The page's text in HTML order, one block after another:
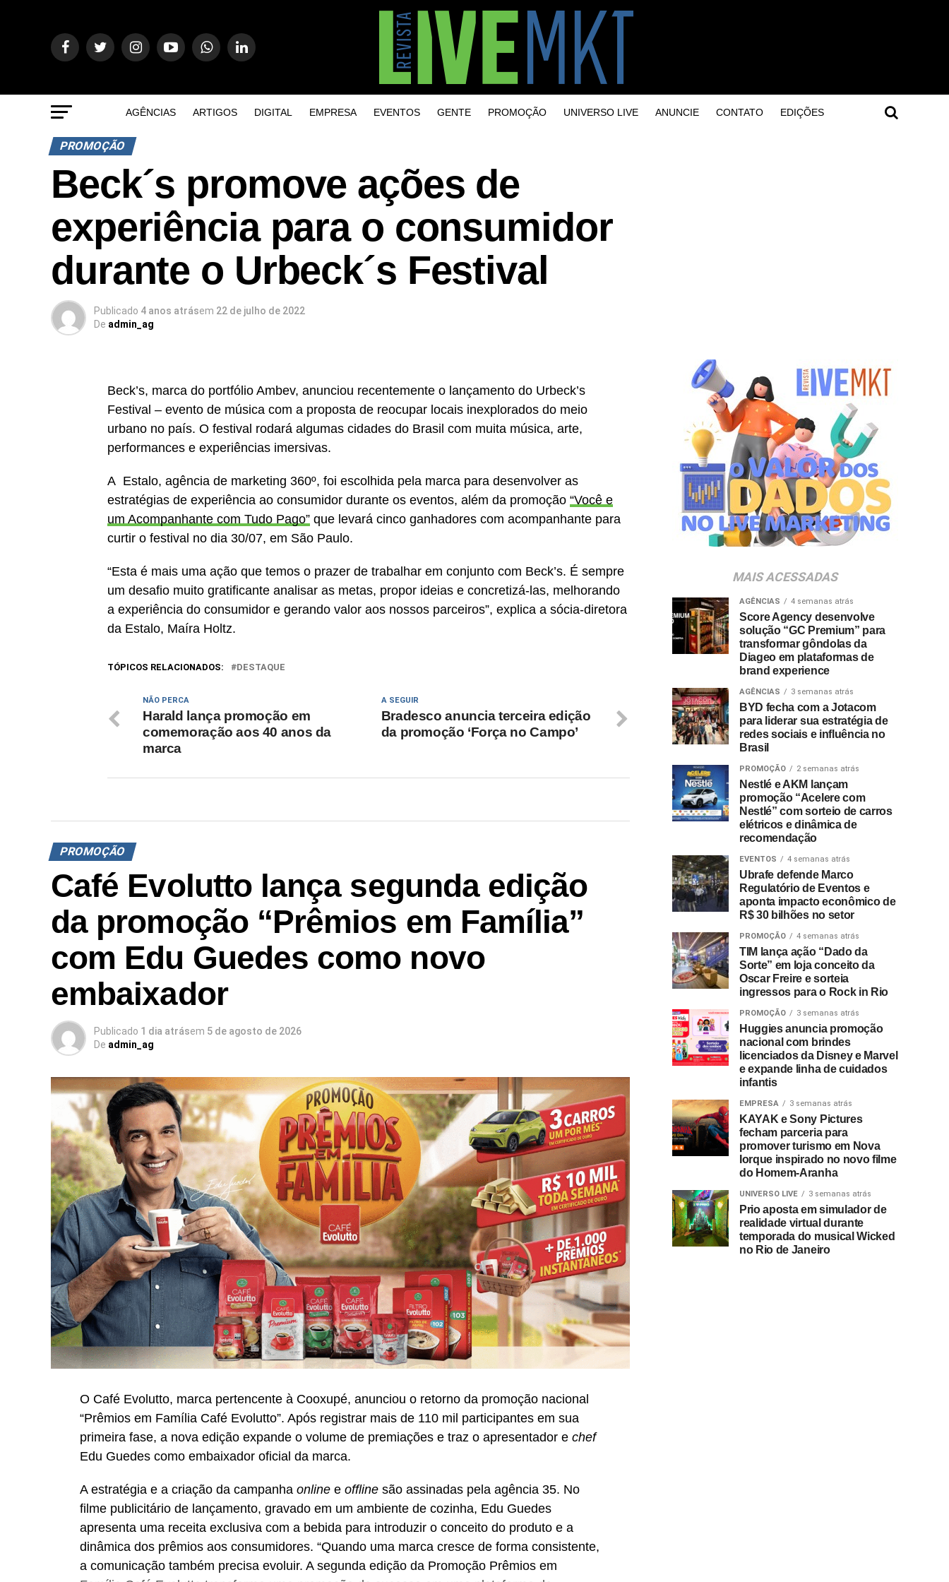
AGÊNCIAS ARTIGOS DIGITAL EMPRESA EVENTOS GENTE PROMOÇÃO UNIVERSO LIVE ANUNCIE CONTATO EDIÇÕES
PROMOÇÃO
Beck´s promove ações de
experiência para o consumidor
durante o Urbeck´s Festival
Publicado 4 anos atrásem 22 de julho de 2022
De admin_ag
Beck’s, marca do portfólio Ambev, anunciou recentemente o lançamento do Urbeck’s
Festival – evento de música com a proposta de reocupar locais inexplorados do meio
urbano no país. O festival rodará algumas cidades do Brasil com muita música, arte,
performances e experiências imersivas.
A Estalo, agência de marketing 360º, foi escolhida pela marca para desenvolver as
estratégias de experiência ao consumidor durante os eventos, além da promoção “Você e
um Acompanhante com Tudo Pago” que levará cinco ganhadores com acompanhante para
curtir o festival no dia 30/07, em São Paulo.
“Esta é mais uma ação que temos o prazer de trabalhar em conjunto com Beck’s. É sempre
um desafio muito gratificante analisar as metas, propor ideias e concretizá-las, melhorando
a experiência do consumidor e gerando valor aos nossos parceiros”, explica a sócia-diretora
da Estalo, Maíra Holtz.
TÓPICOS RELACIONADOS: DESTAQUE
A SEGUIR
Bradesco anuncia terceira edição
da promoção ‘Força no Campo’
NÃO PERCA
Harald lança promoção em
comemoração aos 40 anos da
marca
PROMOÇÃO
Café Evolutto lança segunda edição
da promoção “Prêmios em Família”
com Edu Guedes como novo
embaixador
Publicado 1 dia atrásem 5 de agosto de 2026
De admin_ag
O Café Evolutto, marca pertencente à Cooxupé, anunciou o retorno da promoção nacional
“Prêmios em Família Café Evolutto”. Após registrar mais de 110 mil participantes em sua
primeira fase, a nova edição expande o volume de premiações e traz o apresentador e chef
Edu Guedes como embaixador oficial da marca.
A estratégia e a criação da campanha online e offline são assinadas pela agência 35. No
filme publicitário de lançamento, gravado em um ambiente de cozinha, Edu Guedes
apresenta uma receita exclusiva com a bebida para introduzir o conceito do produto e a
dinâmica dos prêmios aos consumidores. “Quando uma marca cresce de forma consistente,
a comunicação também precisa evoluir. A segunda edição da Promoção Prêmios em
MAIS ACESSADAS
AGÊNCIAS 4 semanas atrás
Score Agency desenvolve
solução “GC Premium” para
transformar gôndolas da
Diageo em plataformas de
brand experience
AGÊNCIAS 3 semanas atrás
BYD fecha com a Jotacom
para liderar sua estratégia de
redes sociais e influência no
Brasil
PROMOÇÃO 2 semanas atrás
Nestlé e AKM lançam
promoção “Acelere com
Nestlé” com sorteio de carros
elétricos e dinâmica de
recomendação
EVENTOS 4 semanas atrás
Ubrafe defende Marco
Regulatório de Eventos e
aponta impacto econômico de
R$ 30 bilhões no setor
PROMOÇÃO 4 semanas atrás
TIM lança ação “Dado da
Sorte” em loja conceito da
Oscar Freire e sorteia
ingressos para o Rock in Rio
PROMOÇÃO 3 semanas atrás
Huggies anuncia promoção
nacional com brindes
licenciados da Disney e Marvel
e expande linha de cuidados
infantis
EMPRESA 3 semanas atrás
KAYAK e Sony Pictures
fecham parceria para
promover turismo em Nova
Iorque inspirado no novo filme
do Homem-Aranha
UNIVERSO LIVE 3 semanas atrás
Prio aposta em simulador de
realidade virtual durante
temporada do musical Wicked
no Rio de Janeiro